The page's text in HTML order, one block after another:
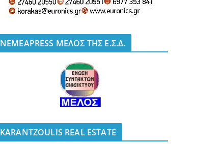
NEMEAPRESS ΜΕΛΟΣ ΤΗΣ Ε.Σ.Δ.
KARANTZOULIS REAL ESTATE